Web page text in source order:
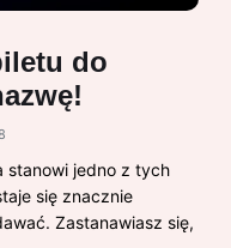
do
stanowi jedno z tych
się znacznie
Zastanawiasz się,